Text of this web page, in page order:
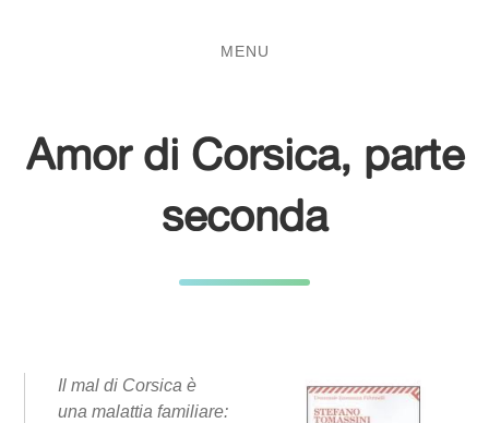
MENU
Amor di Corsica, parte
seconda
Il mal di Corsica è
una malattia familiare: